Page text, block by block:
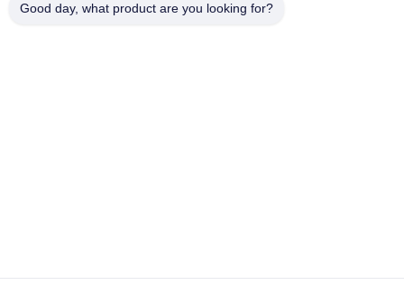
التكنولوجيا العالية، هيفي، أنهوي، الصين
Good day, what product are you looking for?